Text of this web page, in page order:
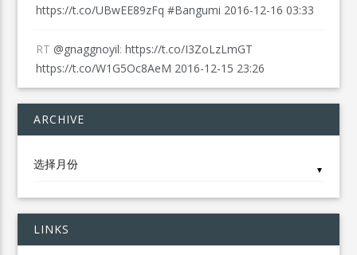
https://t.co/UBwEE89zFq #Bangumi 2016-12-16 03:33
RT@gnaggnoyil:https://t.co/I3ZoLzLmGT
https://t.co/W1G5Oc8AeM 2016-12-15 23:26
ARCHIVE
Archive
▼
LINKS